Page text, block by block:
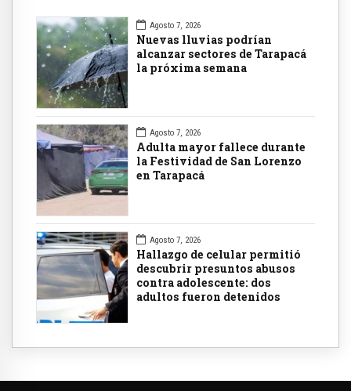
Agosto 7, 2026
Nuevas lluvias podrían
alcanzar sectores de Tarapacá
la próxima semana
Agosto 7, 2026
Adulta mayor fallece durante
la Festividad de San Lorenzo
en Tarapacá
Agosto 7, 2026
Hallazgo de celular permitió
descubrir presuntos abusos
contra adolescente: dos
adultos fueron detenidos